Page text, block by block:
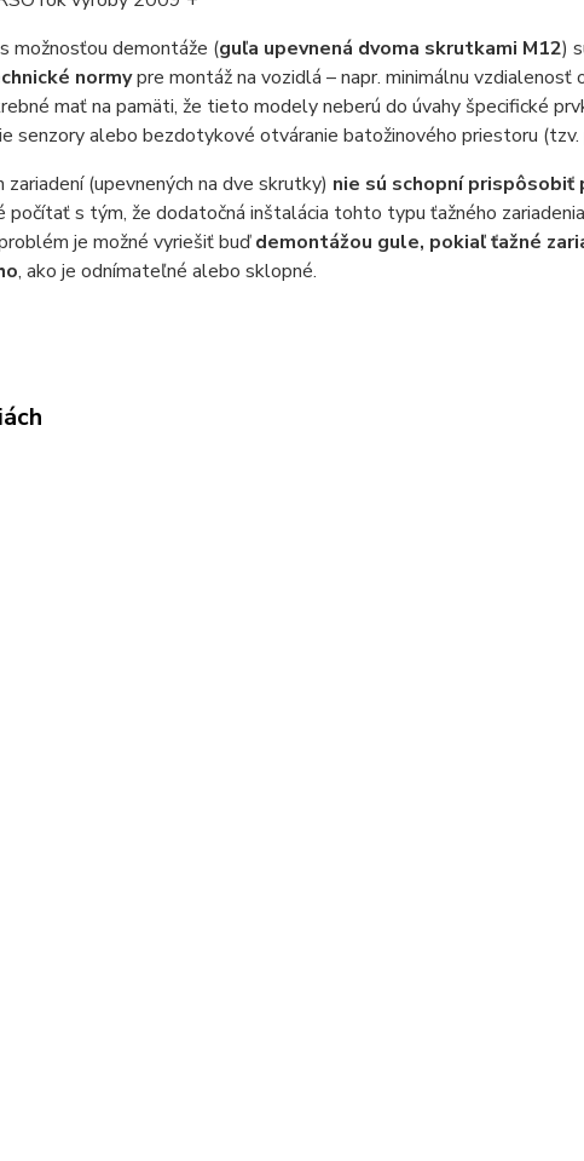
možnosťou demontáže (guľa upevnená dvoma skrutkami M12)
normypre montáž na vozidlá – napr. minimálnu vzdialenosť
mať na pamäti, že tieto modely neberú do úvahy špecifické
senzory alebo bezdotykové otváranie batožinového priestoru (tzv.
(upevnených na dve skrutky) nie sú schopní
počítať s tým, že dodatočná inštalácia tohto typu ťažného
je možné vyriešiť buďdemontážou gule, pokiaľ ťažné
, ako je odnímateľné alebo sklopné.